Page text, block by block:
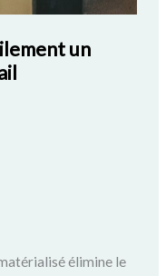
un
élimine le